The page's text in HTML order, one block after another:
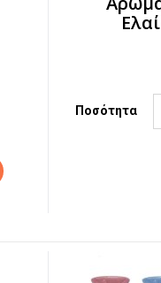
Ποσότητα